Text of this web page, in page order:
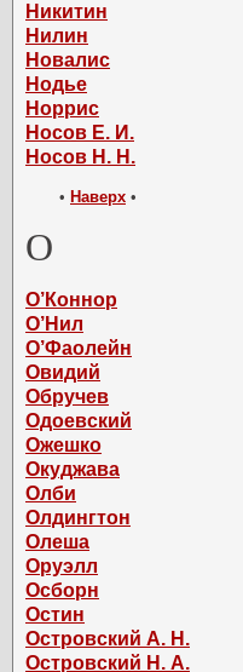
Никитин
Нилин
Новалис
Нодье
Норрис
Носов Е. И.
Носов Н. Н.
• Наверх •
О
О’Коннор
О’Нил
О’Фаолейн
Овидий
Обручев
Одоевский
Ожешко
Окуджава
Олби
Олдингтон
Олеша
Оруэлл
Осборн
Остин
Островский А. Н.
Островский Н. А.